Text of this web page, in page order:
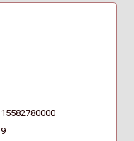
15582780000
9